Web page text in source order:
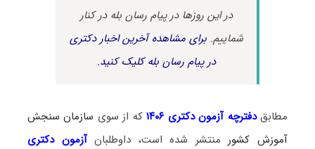
در این روزها در پیام رسان بله در کنار
شماییم.برای مشاهده آخرین اخبار دکتری
در پیام رسان بله کلیک کنید.
مطابق دفترچه آزمون دکتری ۱۴۰۶ که از سوی سازمان سنجش
آموزش کشورمنتشر شده است، داوطلبان آزمون دکتری